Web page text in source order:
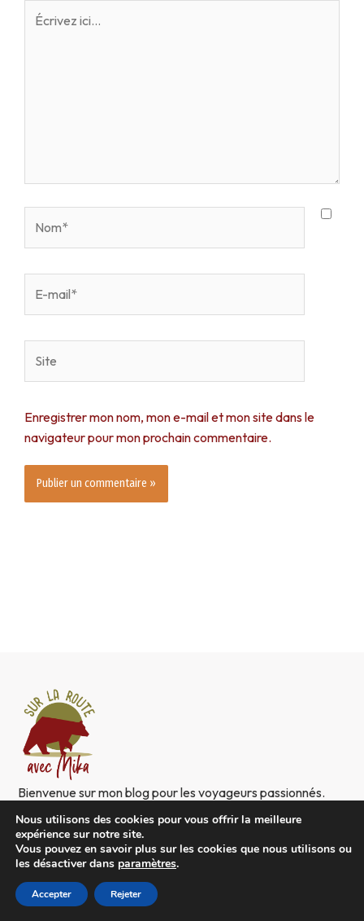
Écrivez
ici…
mail*
Enregistrer mon nom, mon e-mail et mon site dans le
navigateur pour mon prochain commentaire.
Bienvenue sur mon blog pour les voyageurs passionnés.
Itinéraires, conseils et road trips testés sur le terrain, en
short ou en bob, prenez la route avec moi.
NAVIGATION
Accueil
Nous utilisons des cookies pour vous offrir la meilleure
expérience sur notre site.
Vous pouvez en savoir plus sur les cookies que nous utilisons ou
les désactiver dans paramètres.
Accepter Rejeter